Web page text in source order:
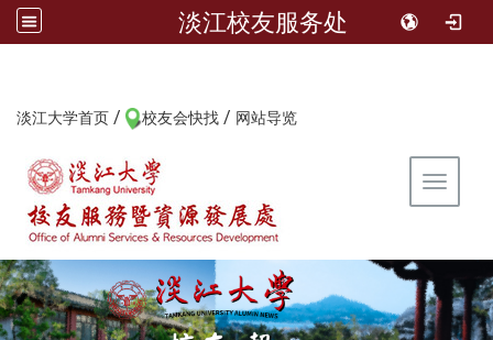
淡江校友服务处
淡江大学首页 / 校友会快找 / 网站导览
Toggle